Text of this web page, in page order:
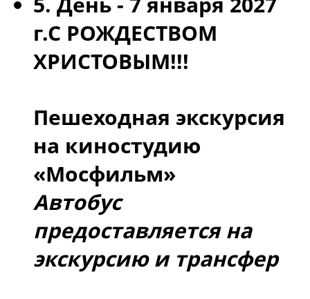
г.С РОЖДЕСТВОМ
ХРИСТОВЫМ!!!
Пешеходная экскурсия
на киностудию
«Мосфильм»
Автобус
предоставляется на
экскурсию и трансфер